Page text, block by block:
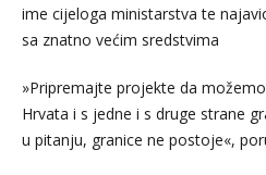
ime cijeloga ministarstva te
sa znatno većim sredstvima
»Pripremajte projekte da
Hrvata i s jedne i s druge strane
u pitanju, granice ne postoje«,